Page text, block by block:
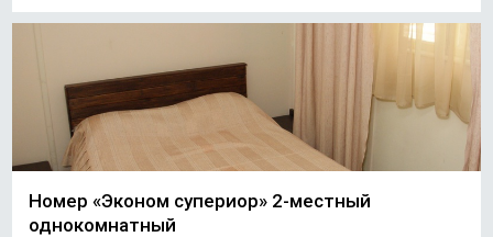
Номер «Эконом супериор» 2-местный
однокомнатный